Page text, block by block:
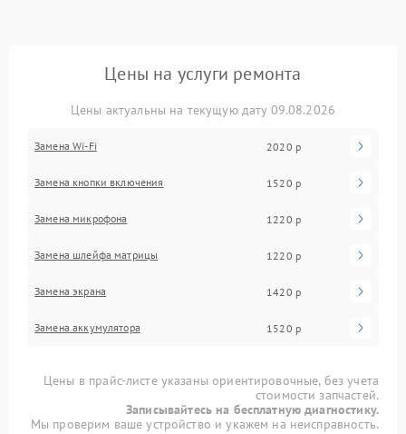
Цены на услуги ремонта
Цены актуальны на текущую дату 09.08.2026
Замена Wi-Fi 2020 р
Замена кнопки включения 1520 р
Замена микрофона 1220 р
Замена шлейфа матрицы 1220 р
Замена экрана 1420 р
Замена аккумулятора 1520 р
Цены в прайс-листе указаны ориентировочные, без учета
стоимости запчастей.
Записывайтесь на бесплатную диагностику.
Мы проверим ваше устройство и укажем на неисправность.